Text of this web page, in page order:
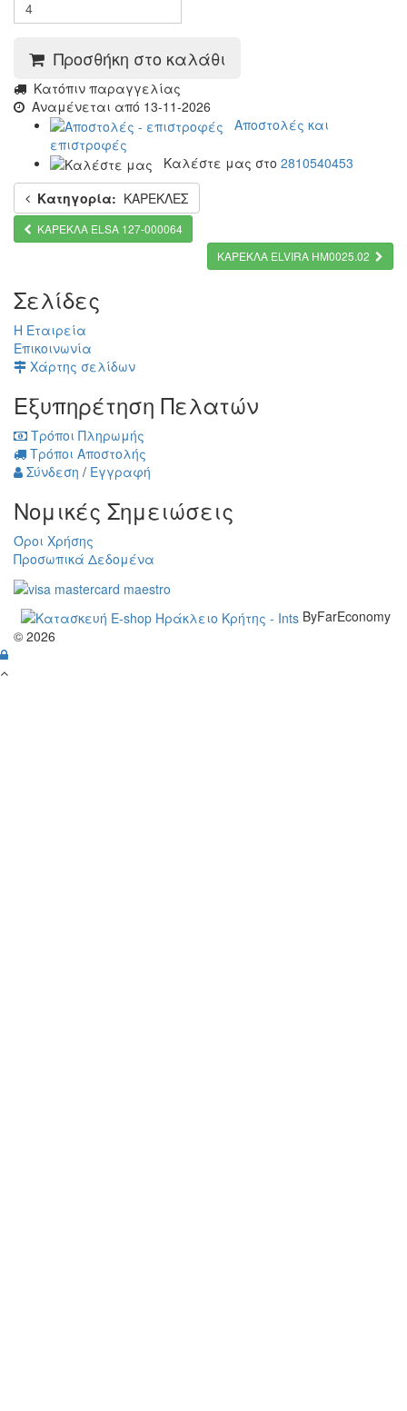
Προσθήκη στο καλάθι
Kατόπιν παραγγελίας
Αναμένεται από 13-11-2026
Αποστολές και
επιστροφές
Καλέστε μας στο 2810540453
Κατηγορία: ΚΑΡΕΚΛΕΣ
KAΡΕΚΛΑ ELSA 127-000064
ΚΑΡΕΚΛΑ ELVIRA HM0025.02
Σελίδες
Η Εταιρεία
Επικοινωνία
Χάρτης σελίδων
Εξυπηρέτηση Πελατών
Τρόποι Πληρωμής
Τρόποι Αποστολής
Σύνδεση / Εγγραφή
Νομικές Σημειώσεις
Όροι Χρήσης
Προσωπικά Δεδομένα
ByFarEconomy
© 2026